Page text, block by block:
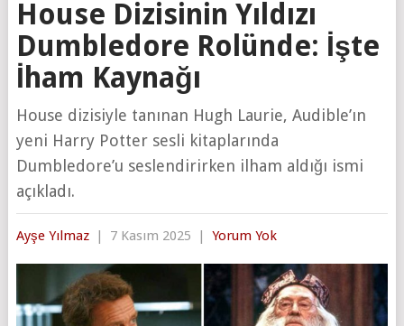
House Dizisinin Yıldızı
Dumbledore Rolünde: İşte
İham Kaynağı
House dizisiyle tanınan Hugh Laurie, Audible’ın
yeni Harry Potter sesli kitaplarında
Dumbledore’u seslendirirken ilham aldığı ismi
açıkladı.
Ayşe Yılmaz | 7 Kasım 2025 | Yorum Yok